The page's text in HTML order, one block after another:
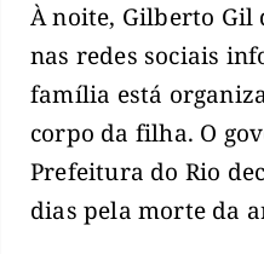
À noite, Gilberto
nas redes sociais
família está
corpo da filha. O
Prefeitura do Rio
dias pela morte da